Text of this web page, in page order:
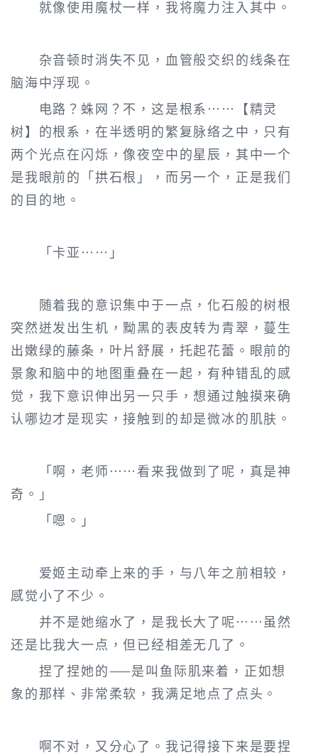
就像使用魔杖一样，我将魔力注入其中。
杂音顿时消失不见，血管般交织的线条在
脑海中浮现。
电路？蛛网？不，这是根系……【精灵
树】的根系，在半透明的繁复脉络之中，只有
两个光点在闪烁，像夜空中的星辰，其中一个
是我眼前的「拱石根」，而另一个，正是我们
的目的地。
「卡亚……」
随着我的意识集中于一点，化石般的树根
突然迸发出生机，黝黑的表皮转为青翠，蔓生
出嫩绿的藤条，叶片舒展，托起花蕾。眼前的
景象和脑中的地图重叠在一起，有种错乱的感
觉，我下意识伸出另一只手，想通过触摸来确
认哪边才是现实，接触到的却是微冰的肌肤。
「啊，老师……看来我做到了呢，真是神
奇。」
「嗯。」
爱姬主动牵上来的手，与八年之前相较，
感觉小了不少。
并不是她缩水了，是我长大了呢……虽然
还是比我大一点，但已经相差无几了。
捏了捏她的——是叫鱼际肌来着，正如想
象的那样、非常柔软，我满足地点了点头。
啊不对，又分心了。我记得接下来是要捏